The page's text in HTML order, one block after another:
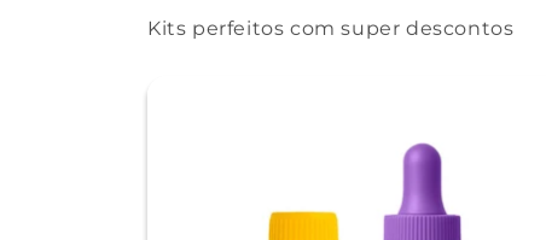
Kits perfeitos com super descontos